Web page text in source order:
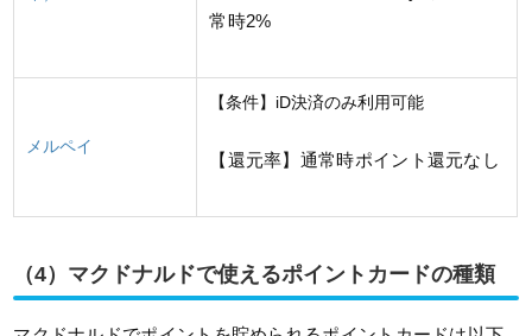
常時2%
メルペイ
【条件】iD決済のみ利用可能
【還元率】通常時ポイント還元なし
（4）マクドナルドで使えるポイントカードの種類